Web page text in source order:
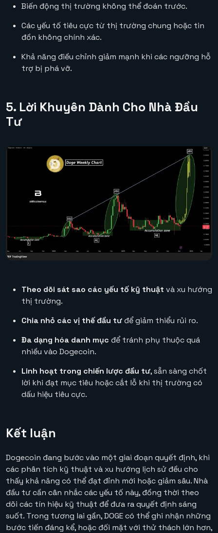
Biến động thị trường không thể đoán trước.
Các yếu tố tiêu cực từ thị trường chung hoặc tin
đồn không chính xác.
Khả năng điều chỉnh giảm mạnh khi các ngưỡng hỗ
trợ bị phá vỡ.
5. Lời Khuyên Dành Cho Nhà Đầu
Tư
Theo dõi sát sao các yếu tố kỹ thuật và xu hướng
thị trường.
Chia nhỏ các vị thế đầu tư để giảm thiểu rủi ro.
Đa dạng hóa danh mục để tránh phụ thuộc quá
nhiều vào Dogecoin.
Linh hoạt trong chiến lược đầu tư, sẵn sàng chốt
lời khi đạt mục tiêu hoặc cắt lỗ khi thị trường có
dấu hiệu tiêu cực.
Kết luận
Dogecoin đang bước vào một giai đoạn quyết định, khi
các phân tích kỹ thuật và xu hướng lịch sử đều cho
thấy khả năng có thể đạt đỉnh mới hoặc giảm sâu. Nhà
đầu tư cần cân nhắc các yếu tố này, đồng thời theo
dõi các tín hiệu kỹ thuật để đưa ra quyết định sáng
suốt. Trong tương lai gần, DOGE có thể ghi nhận những
bước tiến đáng kể, hoặc đối mặt với thử thách lớn hơn,